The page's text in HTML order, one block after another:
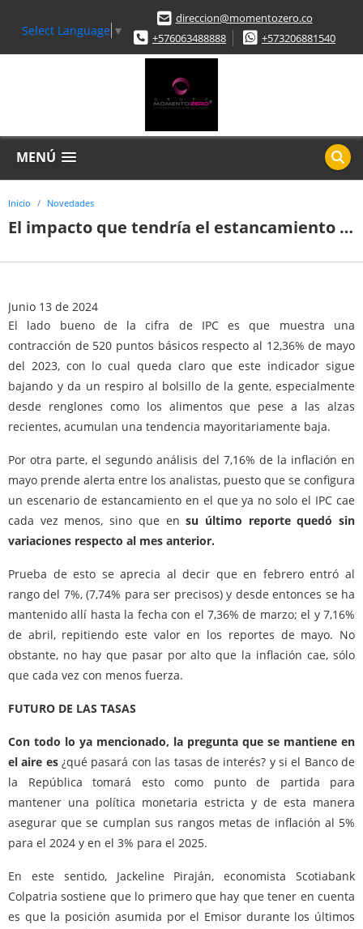
Select Language ▼
direccion@momentozero.co
+576063488888
+573206881540
MENÚ
Inicio Novedades
El impacto que tendría el estancamiento de la inflación en la bajada de tasas
Junio 13 de 2024
El lado bueno de la cifra de IPC es que muestra una
contracción de 520 puntos básicos respecto al 12,36% de mayo
del 2023, con lo cual queda claro que este indicador sigue
bajando y da un respiro al bolsillo de la gente, especialmente
desde renglones como los alimentos que pese a las alzas
recientes, acumulan una tendencia mayoritariamente baja.
Por otra parte, el segundo análisis del 7,16% de la inflación en
mayo prende alerta entre los analistas, puesto que se configura
un escenario de estancamiento en el que ya no solo el IPC cae
cada vez menos, sino que ensu último reporte quedó sin
variaciones respecto al mes anterior.
Prueba de esto se aprecia al decir que en febrero entró al
rango del 7%, (7,74% para ser precisos) y desde entonces se ha
mantenido allí hasta la fecha con el 7,36% de marzo; el y 7,16%
de abril, repitiendo este valor en los reportes de mayo. No
obstante, no hay que pasar por alto que la inflación cae, sólo
que cada vez con menos fuerza.
FUTURO DE LAS TASAS
Con todo lo ya mencionado, la pregunta que se mantiene en
el aire es¿qué pasará con las tasas de interés? y si el Banco de
la República tomará esto como punto de partida para
mantener una política monetaria estricta y de esta manera
asegurar que se cumplan sus rangos metas de inflación al 5%
para el 2024 y en el 3% para el 2025.
En este sentido, Jackeline Piraján, economista Scotiabank
Colpatria sostiene que lo primero que hay que tener en cuenta
es que la posición asumida por el Emisor durante los últimos